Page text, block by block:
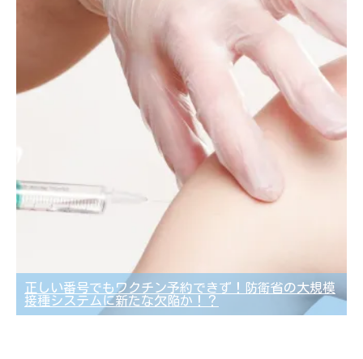
正しい番号でもワクチン予約できず！防衛省の大規模
接種システムに新たな欠陥か！？